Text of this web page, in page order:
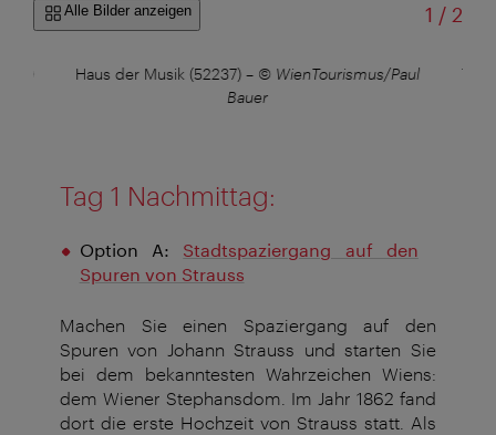
Alle Bilder anzeigen 1 /von
2
Haus der Musik (52237) – © WienTourismus/Paul
Bauer
Tag 1 Nachmittag:
Option A: Stadtspaziergang auf den
Spuren von Strauss
Machen Sie einen Spaziergang auf den
Spuren von Johann Strauss und starten Sie
bei dem bekanntesten Wahrzeichen Wiens:
dem Wiener Stephansdom. Im Jahr 1862 fand
dort die erste Hochzeit von Strauss statt. Als